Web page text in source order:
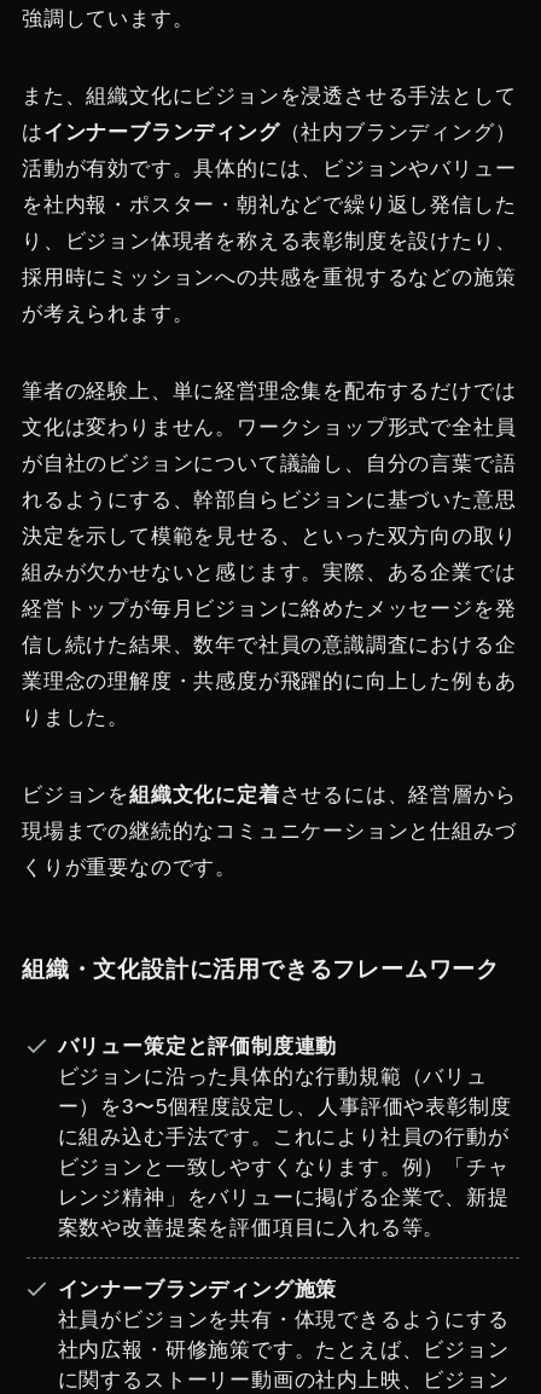
強調しています​。
また、組織文化にビジョンを浸透させる手法として
はインナーブランディング（社内ブランディング）
活動が有効です。具体的には、ビジョンやバリュー
を社内報・ポスター・朝礼などで繰り返し発信した
り、ビジョン体現者を称える表彰制度を設けたり、
採用時にミッションへの共感を重視するなどの施策
が考えられます。
筆者の経験上、単に経営理念集を配布するだけでは
文化は変わりません。ワークショップ形式で全社員
が自社のビジョンについて議論し、自分の言葉で語
れるようにする、幹部自らビジョンに基づいた意思
決定を示して模範を見せる、といった双方向の取り
組みが欠かせないと感じます。実際、ある企業では
経営トップが毎月ビジョンに絡めたメッセージを発
信し続けた結果、数年で社員の意識調査における企
業理念の理解度・共感度が飛躍的に向上した例もあ
りました。
ビジョンを組織文化に定着させるには、経営層から
現場までの継続的なコミュニケーションと仕組みづ
くりが重要なのです。
組織・文化設計に活用できるフレームワーク
バリュー策定と評価制度連動
ビジョンに沿った具体的な行動規範（バリュ
ー）を3〜5個程度設定し、人事評価や表彰制度
に組み込む手法です。これにより社員の行動が
ビジョンと一致しやすくなります。例）「チャ
レンジ精神」をバリューに掲げる企業で、新提
案数や改善提案を評価項目に入れる等。
インナーブランディング施策
社員がビジョンを共有・体現できるようにする
社内広報・研修施策です。たとえば、ビジョン
に関するストーリー動画の社内上映、ビジョン